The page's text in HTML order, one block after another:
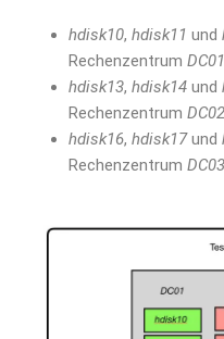
hdisk10, hdisk11 und
Rechenzentrum DC01
hdisk13, hdisk14und
Rechenzentrum DC02
hdisk16, hdisk17und
Rechenzentrum DC03